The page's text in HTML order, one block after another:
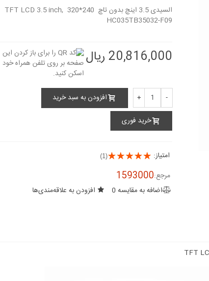
السیدی 3.5 اینچ بدون تاچ TFT LCD 3.5 inch, 320*240
HC035TB35032-F09
20,816,000 ریال
-
+
افزودن به سبد خرید
خرید فوری
امتیاز: (1)
مرجع:1593000
اضافه به مقایسه 0 افزودن به علاقه‌مندی‌ها
TFT